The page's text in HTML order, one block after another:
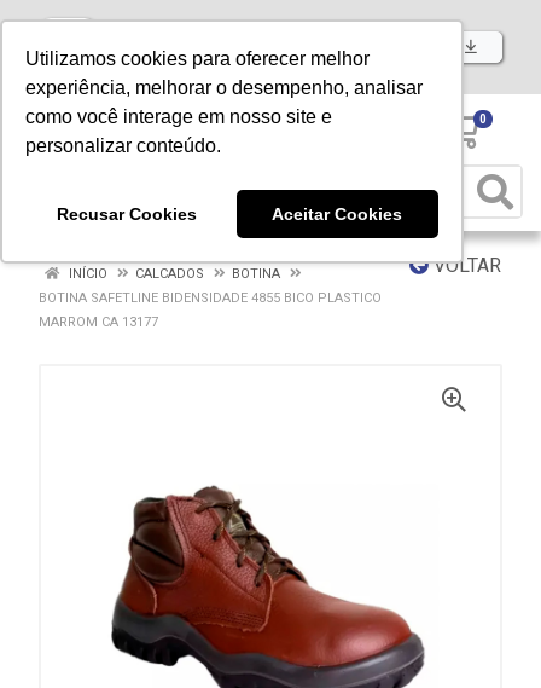
Utilizamos cookies para oferecer melhor
experiência, melhorar o desempenho, analisar
como você interage em nosso site e
personalizar conteúdo.
Recusar Cookies Aceitar Cookies
Baixe já nosso APP
0
VOLTAR
INÍCIO CALCADOS
BOTINA
BOTINA SAFETLINE BIDENSIDADE 4855 BICO PLASTICO
MARROM CA 13177